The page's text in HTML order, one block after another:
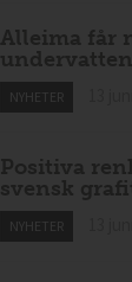
Alleima får
NYHETER
Positiva
svensk
NYHETER